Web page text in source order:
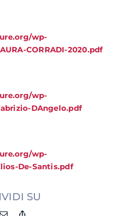
wp-
CORRADI-2020.pdf
wp-
DAngelo.pdf
wp-
De-Santis.pdf
SU